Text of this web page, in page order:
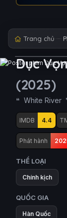
Trang chủ
Dục
(2025)
White River
IMDB 4.4
Phát hành
THỂ LOẠI
Chính kịch
QUỐC GIA
Hàn Quốc